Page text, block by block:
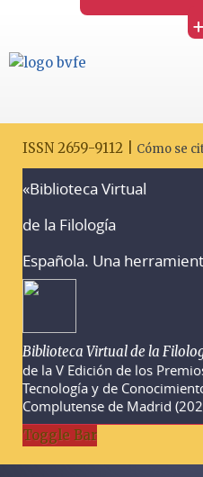
+
ISSN 2659-9112 | Cómo se
«Biblioteca Virtual
de la Filología
Española. Una
Biblioteca Virtual de la
de la V Edición de los
Tecnología y de
Complutense de Madrid
Toggle Bar